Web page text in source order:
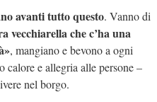
avanti tutto questo. Vanno di
vecchiarella che c’ha una
, mangiano e bevono a ogni
calore e allegria alle persone –
nel borgo.